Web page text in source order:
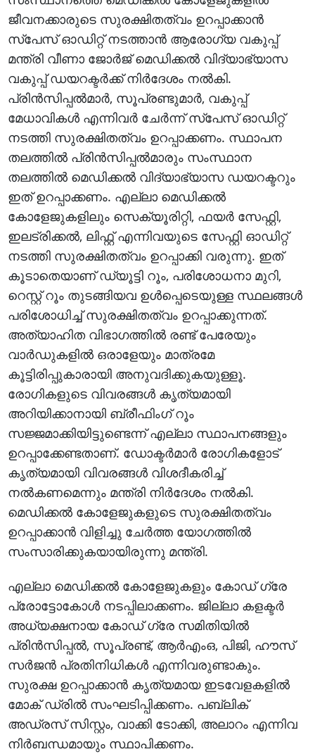
ജീവനക്കാരുടെ സുരക്ഷിതത്വം ഉറപ്പാക്കാന്‍
സ്‌പേസ് ഓഡിറ്റ് നടത്താന്‍ ആരോഗ്യ വകുപ്പ്
മന്ത്രി വീണാ ജോര്‍ജ് മെഡിക്കല്‍ വിദ്യാഭ്യാസ
വകുപ്പ് ഡയറക്ടര്‍ക്ക് നിര്‍ദേശം നല്‍കി.
പ്രിന്‍സിപ്പല്‍മാര്‍, സൂപ്രണ്ടുമാര്‍, വകുപ്പ്
മേധാവികള്‍ എന്നിവര്‍ ചേര്‍ന്ന് സ്‌പേസ് ഓഡിറ്റ്
നടത്തി സുരക്ഷിതത്വം ഉറപ്പാക്കണം. സ്ഥാപന
തലത്തില്‍ പ്രിന്‍സിപ്പല്‍മാരും സംസ്ഥാന
തലത്തില്‍ മെഡിക്കല്‍ വിദ്യാഭ്യാസ ഡയറക്ടറും
ഇത് ഉറപ്പാക്കണം. എല്ലാ മെഡിക്കല്‍
കോളേജുകളിലും സെക്യൂരിറ്റി, ഫയര്‍ സേഫ്റ്റി,
ഇലട്രിക്കല്‍, ലിഫ്റ്റ് എന്നിവയുടെ സേഫ്റ്റി ഓഡിറ്റ്
നടത്തി സുരക്ഷിതത്വം ഉറപ്പാക്കി വരുന്നു. ഇത്
കൂടാതെയാണ് ഡ്യൂട്ടി റൂം, പരിശോധനാ മുറി,
റെസ്റ്റ് റൂം തുടങ്ങിയവ ഉള്‍പ്പെടെയുള്ള സ്ഥലങ്ങള്‍
പരിശോധിച്ച് സുരക്ഷിതത്വം ഉറപ്പാക്കുന്നത്.
അത്യാഹിത വിഭാഗത്തില്‍ രണ്ട് പേരേയും
വാര്‍ഡുകളില്‍ ഒരാളേയും മാത്രമേ
കൂട്ടിരിപ്പുകാരായി അനുവദിക്കുകയുള്ളൂ.
രോഗികളുടെ വിവരങ്ങള്‍ കൃത്യമായി
അറിയിക്കാനായി ബ്രീഫിംഗ് റൂം
സജ്ജമാക്കിയിട്ടുണ്ടെന്ന് എല്ലാ സ്ഥാപനങ്ങളും
ഉറപ്പാക്കേണ്ടതാണ്. ഡോക്ടര്‍മാര്‍ രോഗികളോട്
കൃത്യമായി വിവരങ്ങള്‍ വിശദീകരിച്ച്
നല്‍കണമെന്നും മന്ത്രി നിര്‍ദേശം നല്‍കി.
മെഡിക്കല്‍ കോളേജുകളുടെ സുരക്ഷിതത്വം
ഉറപ്പാക്കാന്‍ വിളിച്ചു ചേര്‍ത്ത യോഗത്തില്‍
സംസാരിക്കുകയായിരുന്നു മന്ത്രി.
എല്ലാ മെഡിക്കല്‍ കോളേജുകളും കോഡ് ഗ്രേ
പ്രോട്ടോകോള്‍ നടപ്പിലാക്കണം. ജില്ലാ കളക്ടര്‍
അധ്യക്ഷനായ കോഡ് ഗ്രേ സമിതിയില്‍
പ്രിന്‍സിപ്പല്‍, സൂപ്രണ്ട്, ആര്‍എംഒ, പിജി, ഹൗസ്
സര്‍ജന്‍ പ്രതിനിധികള്‍ എന്നിവരുണ്ടാകും.
സുരക്ഷ ഉറപ്പാക്കാന്‍ കൃത്യമായ ഇടവേളകളില്‍
മോക് ഡ്രില്‍ സംഘടിപ്പിക്കണം. പബ്ലിക്
അഡ്രസ് സിസ്റ്റം, വാക്കി ടോക്കി, അലാറം എന്നിവ
നിര്‍ബന്ധമായും സ്ഥാപിക്കണം.